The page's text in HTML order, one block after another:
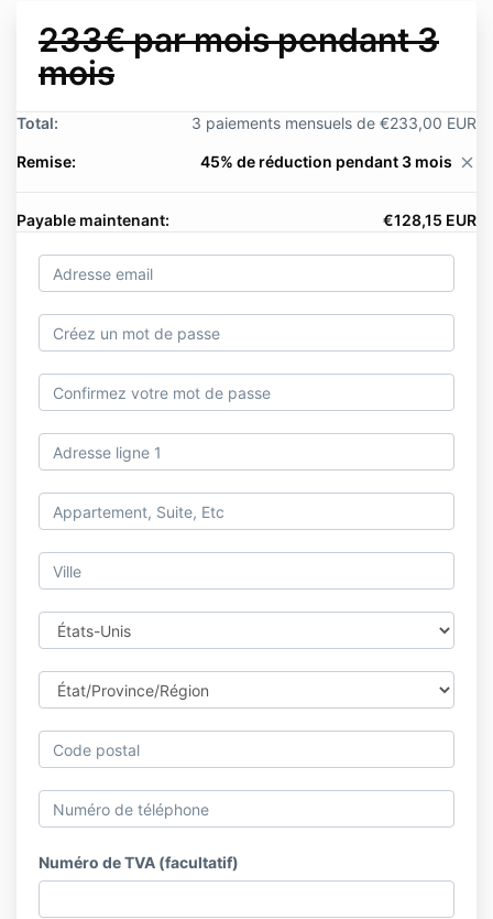
233€ par mois pendant 3
mois
Total: 3 paiements mensuels de €233,00 EUR
Remise: 45% de réduction pendant 3 mois close
Payable maintenant: €128,15 EUR
Numéro de TVA (facultatif)